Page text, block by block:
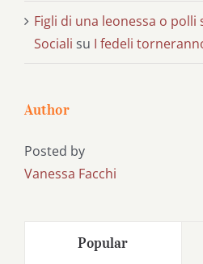
Figli di una leonessa o polli
Sociali su I fedeli
Author
Posted by
Vanessa Facchi
Popular